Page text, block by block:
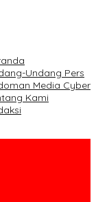
Undang Pers
Media Cyber
Kami